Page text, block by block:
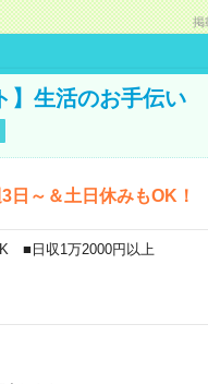
掲
】生活のお手伝い
～＆土日休みもOK！
■日収1万2000円以上